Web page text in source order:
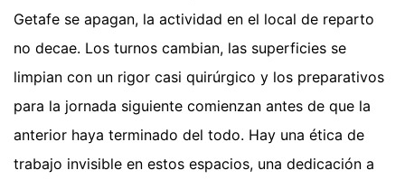
Getafe se apagan, la actividad en el local de reparto
no decae. Los turnos cambian, las superficies se
limpian con un rigor casi quirúrgico y los preparativos
para la jornada siguiente comienzan antes de que la
anterior haya terminado del todo. Hay una ética de
trabajo invisible en estos espacios, una dedicación a